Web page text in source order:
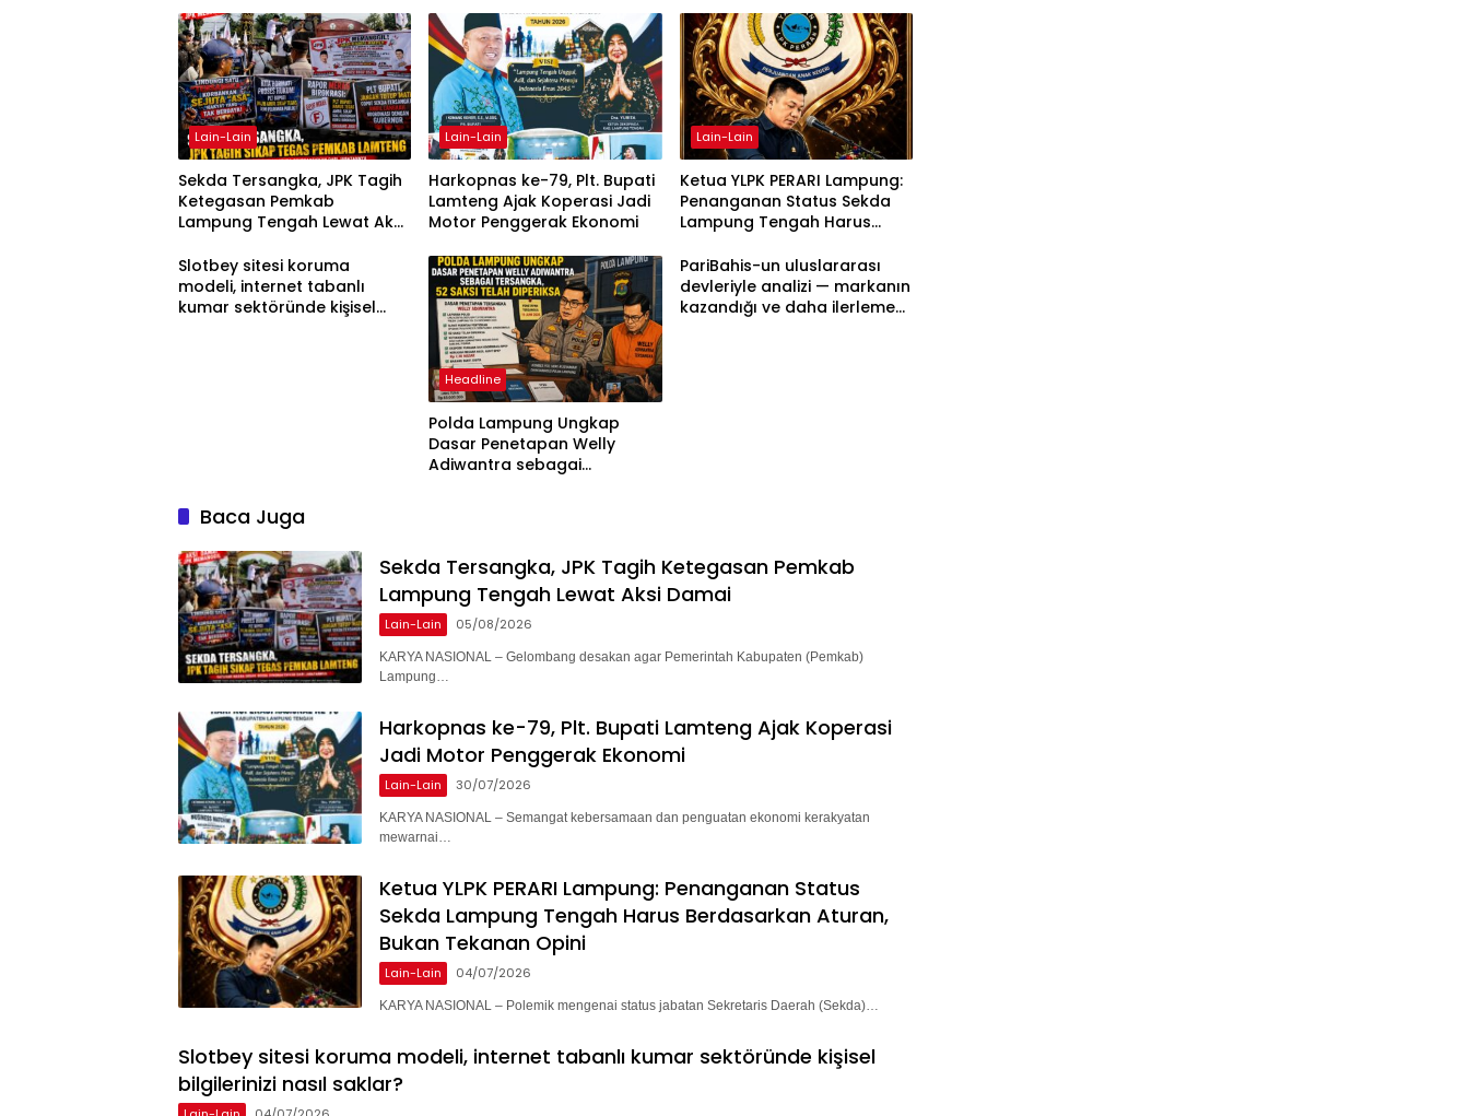
Lain-Lain
Sekda Tersangka, JPK Tagih
Ketegasan Pemkab
Lampung Tengah Lewat Aksi
Lain-Lain
Harkopnas ke-79, Plt. Bupati
Lamteng Ajak Koperasi Jadi
Motor Penggerak Ekonomi
Lain-Lain
Ketua YLPK PERARI Lampung:
Penanganan Status Sekda
Lampung Tengah Harus
Tekanan Opini
Slotbey sitesi koruma
modeli, internet tabanlı
kumar sektöründe kişisel
Headline
Polda Lampung Ungkap
Dasar Penetapan Welly
Adiwantra sebagai
PariBahis-un uluslararası
devleriyle analizi — markanın
kazandığı ve daha ilerlemesi
Baca Juga
Sekda Tersangka, JPK Tagih Ketegasan Pemkab
Lampung Tengah Lewat Aksi Damai
Lain-Lain 05/08/2026
KARYA NASIONAL – Gelombang desakan agar Pemerintah Kabupaten (Pemkab)
Lampung…
Harkopnas ke-79, Plt. Bupati Lamteng Ajak Koperasi
Jadi Motor Penggerak Ekonomi
Lain-Lain 30/07/2026
KARYA NASIONAL – Semangat kebersamaan dan penguatan ekonomi kerakyatan
mewarnai…
Ketua YLPK PERARI Lampung: Penanganan Status
Sekda Lampung Tengah Harus Berdasarkan Aturan,
Bukan Tekanan Opini
Lain-Lain 04/07/2026
KARYA NASIONAL – Polemik mengenai status jabatan Sekretaris Daerah (Sekda)…
Slotbey sitesi koruma modeli, internet tabanlı kumar sektöründe kişisel
bilgilerinizi nasıl saklar?